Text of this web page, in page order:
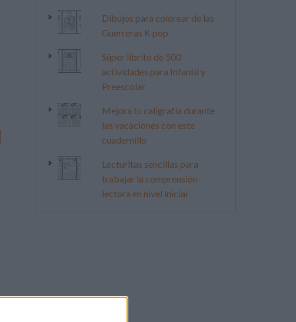
Dibujos para colorear de las
Guerreras K pop
Súper librito de 500
actividades para Infantil y
Preescolar
Mejora tu caligrafía durante
las vacaciones con este
cuadernillo
Lecturitas sencillas para
trabajar la comprensión
lectora en nivel inicial